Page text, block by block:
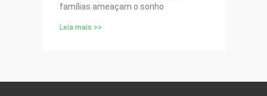
famílias ameaçam o sonho
Leia mais >>